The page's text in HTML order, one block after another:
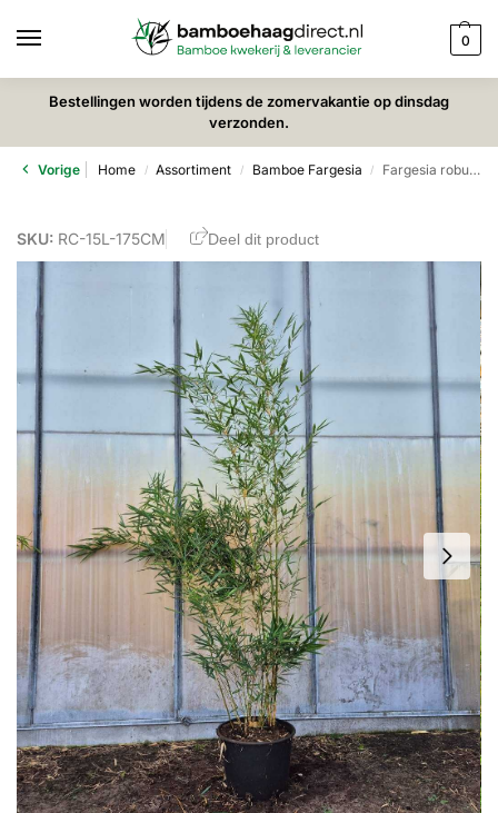
0
Bestellingen worden tijdens de zomervakantie op dinsdag
verzonden.
Vorige Home / Assortiment / Bamboe Fargesia / Fargesia robusta Campbell – 15L – 175+ cm
SKU: RC-15L-175CM Deel dit product